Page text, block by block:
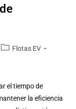
Flotas EV
el tiempo de
la eficiencia